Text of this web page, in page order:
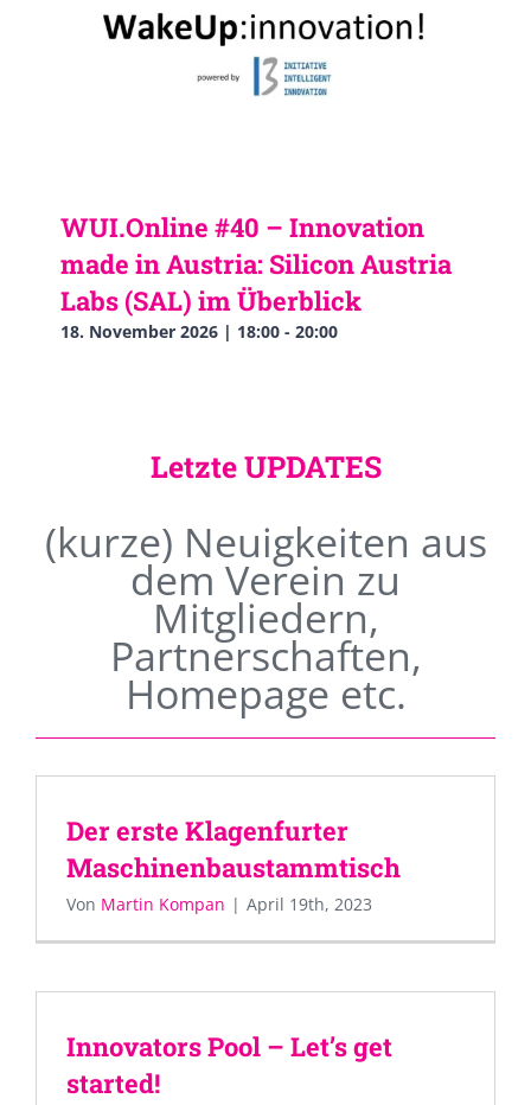
WUI.Online #40 – Innovation
made in Austria: Silicon Austria
Labs (SAL) im Überblick
18. November 2026 | 18:00 - 20:00
Letzte UPDATES
(kurze) Neuigkeiten aus
dem Verein zu
Mitgliedern,
Partnerschaften,
Homepage etc.
Der erste Klagenfurter
Maschinenbaustammtisch
Von Martin Kompan | April 19th, 2023
Innovators Pool – Let’s get
started!